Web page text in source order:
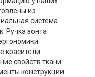
из
система
Ручка зонта
красители
свойств ткани
конструкции